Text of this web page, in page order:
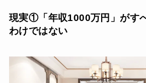
現実①「年収1000万円」がす
わけではない